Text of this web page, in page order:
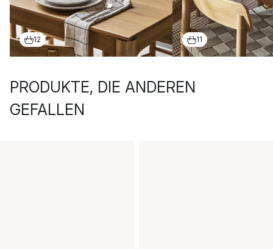
12 11
PRODUKTE, DIE ANDEREN
GEFALLEN